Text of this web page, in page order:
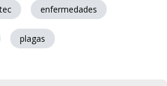
enfermedades
plagas